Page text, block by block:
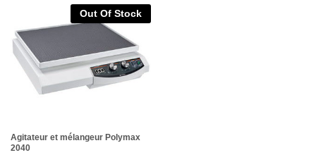
Out Of Stock
Agitateur et mélangeur Polymax
2040